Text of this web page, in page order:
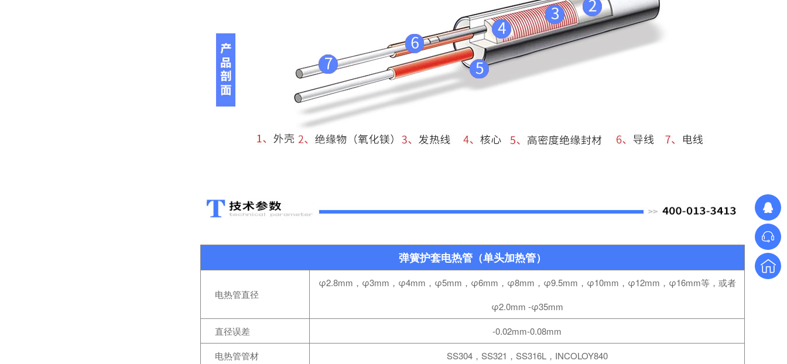
弹簧护套电热管（单头加热管）
电热管直径
φ2.8mm，φ3mm，φ4mm，φ5mm，φ6mm，φ8mm，φ9.5mm，φ10mm，φ12mm，φ16mm等，或者
φ2.0mm -φ35mm
直径误差
-0.02mm-0.08mm
电热管管材
SS304，SS321，SS316L，INCOLOY840